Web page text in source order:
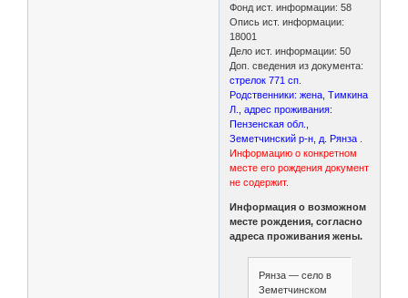
Фонд ист. информации: 58
Опись ист. информации:
18001
Дело ист. информации: 50
Доп. сведения из документа:
стрелок 771 сп
Родственники: жена, Тимкина
Л., адрес проживания:
Пензенская обл.,
Земетчинский р-н, д. Рянза
Информацию о конкретном
месте его рождения документ
не содержит.
Информация о возможном
месте рождения, согласно
адреса проживания жены.
Рянза — село в
Земетчинском